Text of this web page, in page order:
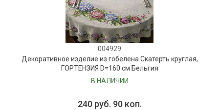
004929
Декоративное изделие из гобелена Скатерть круглая,
ГОРТЕНЗИЯ D=160 см Бельгия
В НАЛИЧИИ
240 руб. 90 коп.